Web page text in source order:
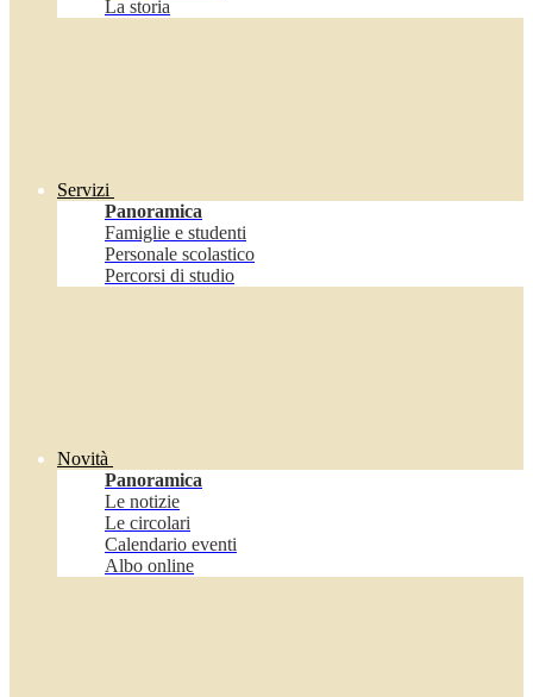
La storia
Servizi
Panoramica
Famiglie e studenti
Personale scolastico
Percorsi di studio
Novità
Panoramica
Le notizie
Le circolari
Calendario eventi
Albo online